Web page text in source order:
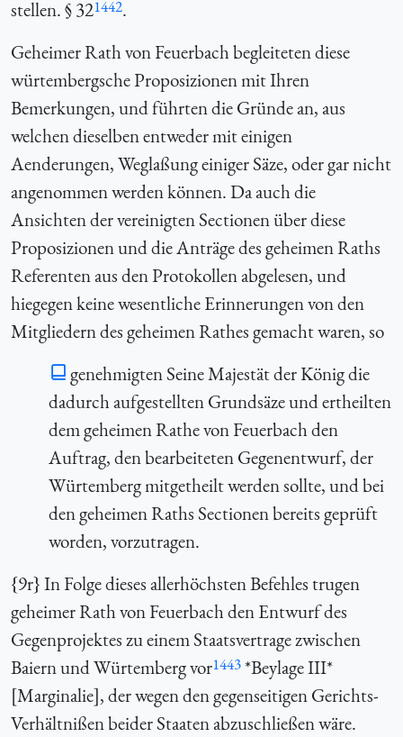
stellen. § 321442.
Geheimer Rath von Feuerbach begleiteten diese
würtembergsche Proposizionen mit Ihren
Bemerkungen, und führten die Gründe an, aus
welchen dieselben entweder mit einigen
Aenderungen, Weglaßung einiger Säze, oder gar nicht
angenommen werden können. Da auch die
Ansichten der vereinigten Sectionen über diese
Proposizionen und die Anträge des geheimen Raths
Referenten aus den Protokollen abgelesen, und
hiegegen keine wesentliche Erinnerungen von den
Mitgliedern des geheimen Rathes gemacht waren, so
genehmigten Seine Majestät der König die
dadurch aufgestellten Grundsäze und ertheilten
dem geheimen Rathe von Feuerbach den
Auftrag, den bearbeiteten Gegenentwurf, der
Würtemberg mitgetheilt werden sollte, und bei
den geheimen Raths Sectionen bereits geprüft
worden, vorzutragen.
{9r} In Folge dieses allerhöchsten Befehles trugen
geheimer Rath von Feuerbach den Entwurf des
Gegenprojektes zu einem Staatsvertrage zwischen
Baiern und Würtemberg vor1443 *Beylage III*
[Marginalie], der wegen den gegenseitigen Gerichts-
Verhältnißen beider Staaten abzuschließen wäre.